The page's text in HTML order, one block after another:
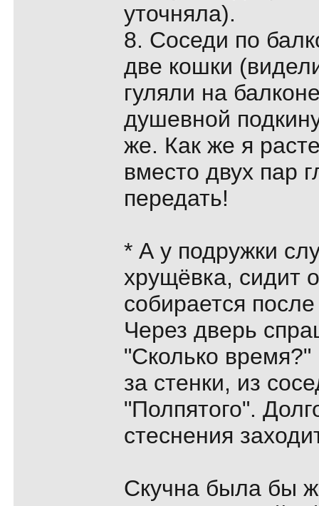
уточняла).
8. Соседи по
две кошки
гуляли на
душевной
же. Как же я
вместо двух пар
передать!
* А у подружки
хрущёвка, сидит
собирается после
Через дверь
"Сколько
за стенки, из
"Полпятого".
стеснения
Скучна была бы